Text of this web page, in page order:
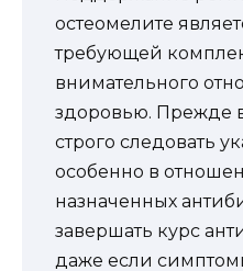
остеомелите
требующей
внимательного
здоровью. Прежде
строго следовать
особенно в
назначенных
завершать курс
даже если